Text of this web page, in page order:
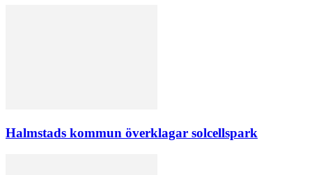
Halmstads kommun överklagar solcellspark